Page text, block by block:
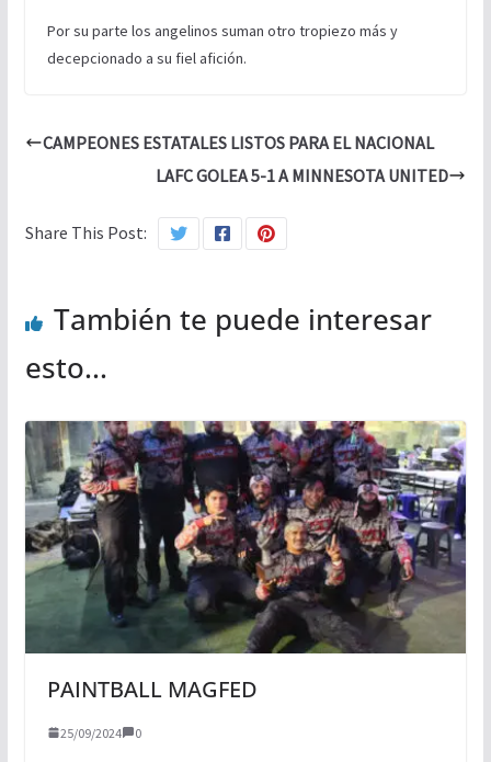
Por su parte los angelinos suman otro tropiezo más y
decepcionado a su fiel afición.
CAMPEONES ESTATALES LISTOS PARA EL NACIONAL
LAFC GOLEA 5-1 A MINNESOTA UNITED
Share This Post:
También te puede interesar
esto...
PAINTBALL MAGFED
25/09/2024 0